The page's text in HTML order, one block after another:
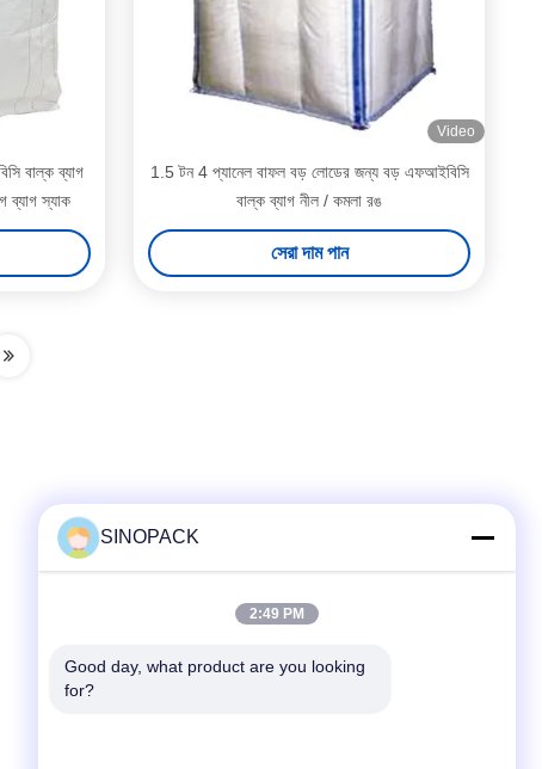
বাল্ক ব্যাগ
ব্যাগ স্যাক
Video
1.5 টন 4 প্যানেল বাফল বড় লোডের জন্য বড় এফআইবিসি
বাল্ক ব্যাগ নীল / কমলা রঙ
সেরা দাম পান
টেলিফোন
SINOPACK
2:49 PM
Good day, what product are you looking
for?